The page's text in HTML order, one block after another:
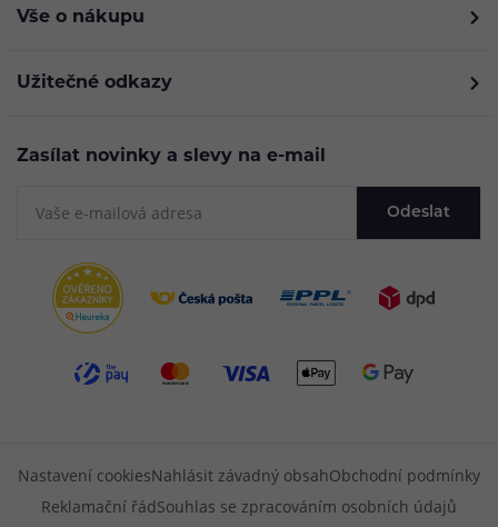
Vše o nákupu
Užitečné odkazy
Zasílat novinky a slevy na e-mail
Odeslat
Nastavení cookiesNahlásit závadný obsahObchodní podmínky
Reklamační řádSouhlas se zpracováním osobních údajů